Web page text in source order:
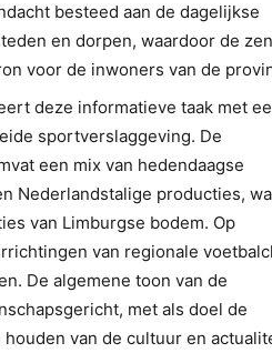
besteed aan de dagelijkse
en dorpen, waardoor de
voor de inwoners van de
deze informatieve taak met
sportverslaggeving. De
een mix van hedendaagse
Nederlandstalige producties,
van Limburgse bodem. Op
van regionale
De algemene toon van de
met als doel de
van de cultuur en